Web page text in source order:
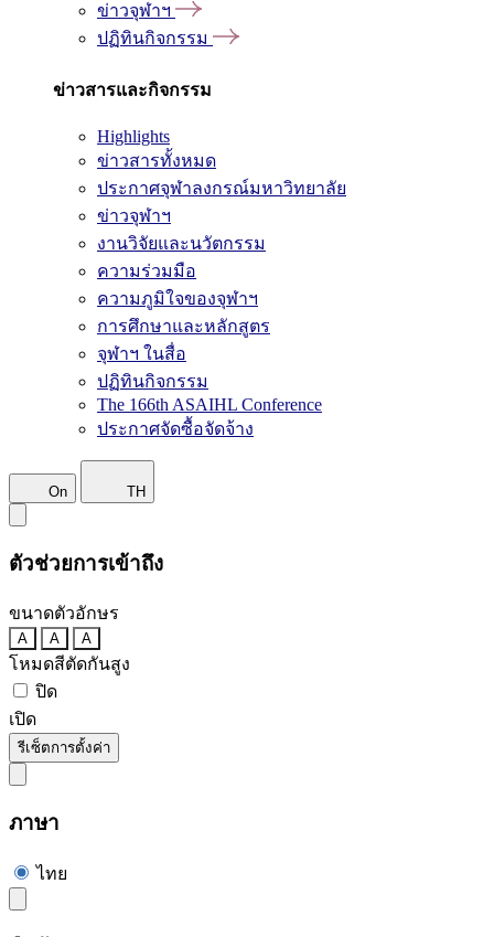
ข่าวจุฬาฯ
ปฏิทินกิจกรรม
ข่าวสารและกิจกรรม
Highlights
ข่าวสารทั้งหมด
ประกาศจุฬาลงกรณ์มหาวิทยาลัย
ข่าวจุฬาฯ
งานวิจัยและนวัตกรรม
ความร่วมมือ
ความภูมิใจของจุฬาฯ
การศึกษาและหลักสูตร
จุฬาฯ ในสื่อ
ปฏิทินกิจกรรม
The 166th ASAIHL Conference
ประกาศจัดซื้อจัดจ้าง
On TH
ตัวช่วยการเข้าถึง
ขนาดตัวอักษร
A A A
โหมดสีตัดกันสูง
ปิด
เปิด
รีเซ็ตการตั้งค่า
ภาษา
ไทย